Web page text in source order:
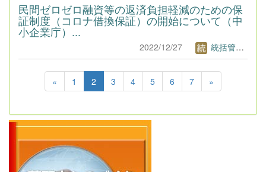
民間ゼロゼロ融資等の返済負担軽減のための保
証制度（コロナ借換保証）の開始について（中
小企業庁）...
2022/12/27 統括管理者1
« 1 2 3 4 5 6 7 »